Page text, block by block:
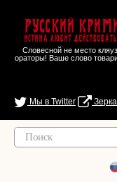
Русский
Истина любит
Словесной не место
ораторы! Ваше слово
Мы в Twitter